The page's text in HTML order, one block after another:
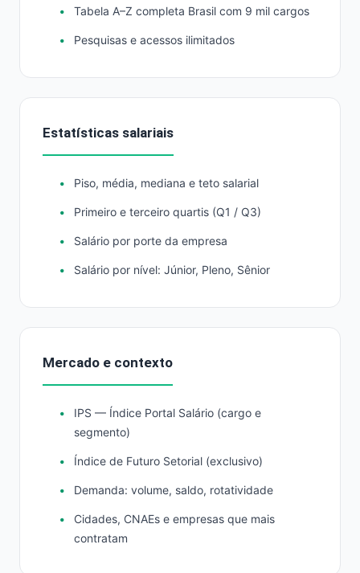
Tabela A–Z completa Brasil com 9 mil cargos
Pesquisas e acessos ilimitados
Estatísticas salariais
Piso, média, mediana e teto salarial
Primeiro e terceiro quartis (Q1 / Q3)
Salário por porte da empresa
Salário por nível: Júnior, Pleno, Sênior
Mercado e contexto
IPS — Índice Portal Salário (cargo e
segmento)
Índice de Futuro Setorial (exclusivo)
Demanda: volume, saldo, rotatividade
Cidades, CNAEs e empresas que mais
contratam